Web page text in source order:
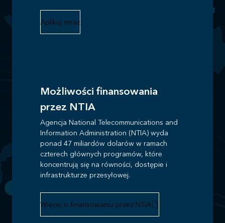
Aplikuj teraz
Możliwości finansowania
przez NTIA
Agencja National Telecommunications and
Information Administration (NTIA) wyda
ponad 47 miliardów dolarów w ramach
czterech głównych programów, które
koncentrują się na równości, dostępie i
infrastrukturze przesyłowej.
Więcej o finansowaniu przez NTIA